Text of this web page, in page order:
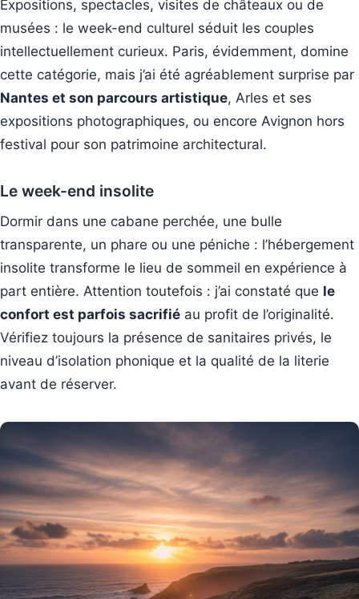
Expositions, spectacles, visites de châteaux ou de
musées : le week-end culturel séduit les couples
intellectuellement curieux. Paris, évidemment, domine
cette catégorie, mais j’ai été agréablement surprise par
Nantes et son parcours artistique, Arles et ses
expositions photographiques, ou encore Avignon hors
festival pour son patrimoine architectural.
Le week-end insolite
Dormir dans une cabane perchée, une bulle
transparente, un phare ou une péniche : l’hébergement
insolite transforme le lieu de sommeil en expérience à
part entière. Attention toutefois : j’ai constaté que le
confort est parfois sacrifié au profit de l’originalité.
Vérifiez toujours la présence de sanitaires privés, le
niveau d’isolation phonique et la qualité de la literie
avant de réserver.